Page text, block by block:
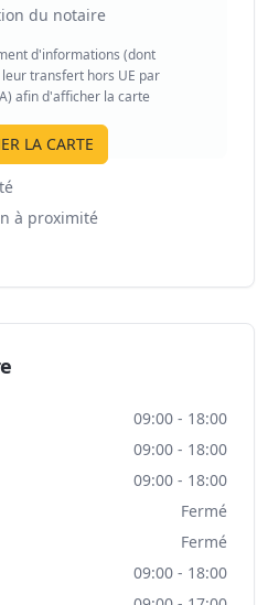
du notaire
d'informations (dont
transfert hors UE par
afin d'afficher la carte
LA CARTE
à proximité
09:00 - 18:00
09:00 - 18:00
09:00 - 18:00
Fermé
Fermé
09:00 - 18:00